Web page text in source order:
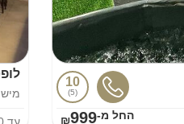
10
5
החל מ-₪999